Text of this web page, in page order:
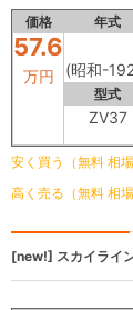
価格 年式
57.6
万円 (昭和-
型式
ZV37
安く買う（無料 相
高く売る（無料 相
[new!] スカイライ